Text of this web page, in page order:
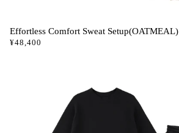
Effortless Comfort Sweat Setup(OATMEAL)
¥48,400